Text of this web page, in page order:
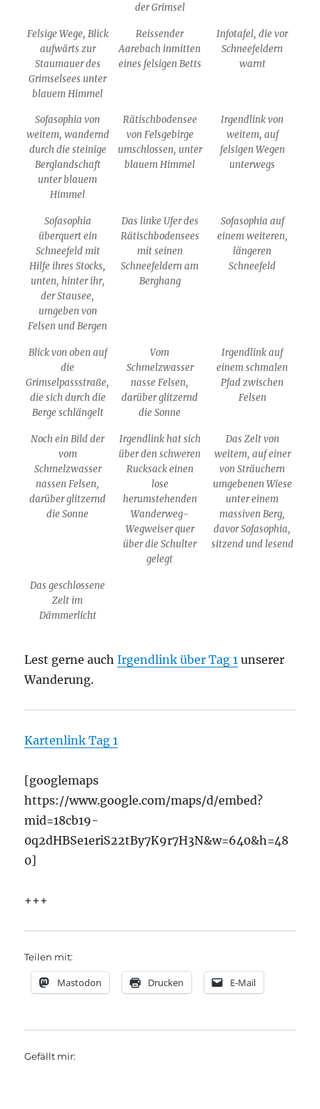
der Grimsel
Felsige Wege, Blick
aufwärts zur
Staumauer des
Grimselsees unter
blauem Himmel
Reissender
Aarebach inmitten
eines felsigen Betts
Infotafel, die vor
Schneefeldern
warnt
Sofasophia von
weitem, wandernd
durch die steinige
Berglandschaft
unter blauem
Himmel
Rätischbodensee
von Felsgebirge
umschlossen, unter
blauem Himmel
Irgendlink von
weitem, auf
felsigen Wegen
unterwegs
Sofasophia
überquert ein
Schneefeld mit
Hilfe ihres Stocks,
unten, hinter ihr,
der Stausee,
umgeben von
Felsen und Bergen
Das linke Ufer des
Rätischbodensees
mit seinen
Schneefeldern am
Berghang
Sofasophia auf
einem weiteren,
längeren
Schneefeld
Blick von oben auf
die
Grimselpassstraße,
die sich durch die
Berge schlängelt
Vom
Schmelzwasser
nasse Felsen,
darüber glitzernd
die Sonne
Irgendlink auf
einem schmalen
Pfad zwischen
Felsen
Noch ein Bild der
vom
Schmelzwasser
nassen Felsen,
darüber glitzernd
die Sonne
Irgendlink hat sich
über den schweren
Rucksack einen
lose
herumstehenden
Wanderweg-
Wegweiser quer
über die Schulter
gelegt
Das Zelt von
weitem, auf einer
von Sträuchern
umgebenen Wiese
unter einem
massiven Berg,
davor Sofasophia,
sitzend und lesend
Das geschlossene
Zelt im
Dämmerlicht
Lest gerne auchIrgendlink über Tag 1 unserer
Wanderung.
Kartenlink Tag 1
[googlemaps
https://www.google.com/maps/d/embed?
mid=18cb19-
0q2dHBSe1eriS22tBy7K9r7H3N&w=640&h=48
0]
+++
Teilen mit:
Mastodon Drucken E-Mail
Gefällt mir: